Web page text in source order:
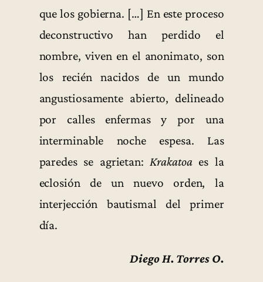
que los gobierna. […] En este proceso
deconstructivo han perdido el
nombre, viven en el anonimato, son
los recién nacidos de un mundo
angustiosamente abierto, delineado
por calles enfermas y por una
interminable noche espesa. Las
paredes se agrietan: Krakatoaes la
eclosión de un nuevo orden, la
interjección bautismal del primer
día.
Diego H. Torres O.